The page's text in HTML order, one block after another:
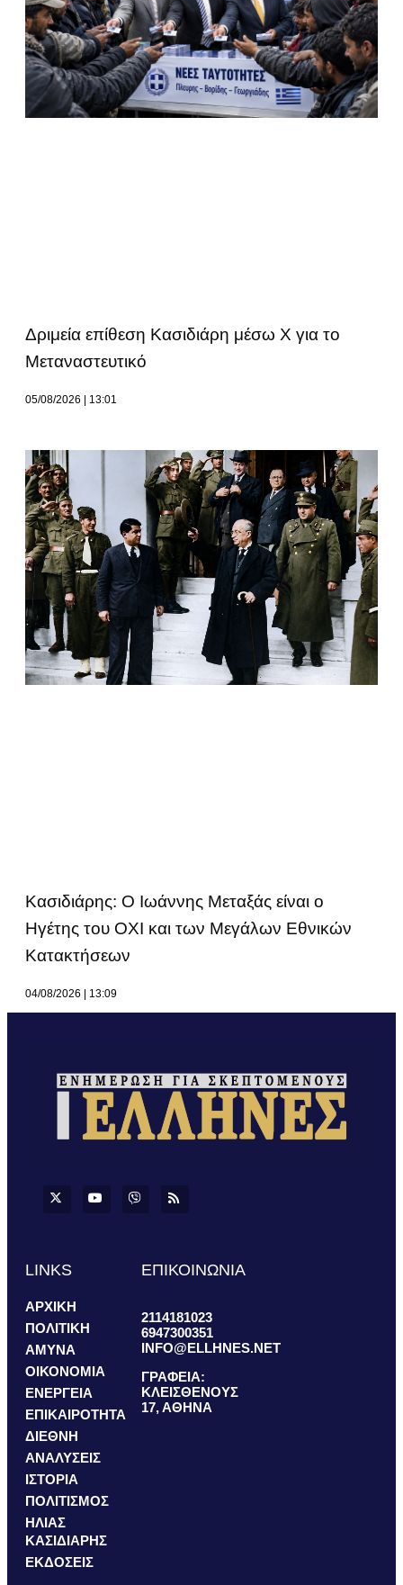
Δριμεία επίθεση Κασιδιάρη μέσω Χ για το
Μεταναστευτικό
05/08/2026 13:01
Κασιδιάρης: Ο Ιωάννης Μεταξάς είναι ο
Ηγέτης του ΟΧΙ και των Μεγάλων Εθνικών
Κατακτήσεων
04/08/2026 13:09
LINKS
ΑΡΧΙΚΗ
ΠΟΛΙΤΙΚΗ
ΑΜΥΝΑ
ΟΙΚΟΝΟΜΙΑ
ΕΝΕΡΓΕΙΑ
ΕΠΙΚΑΙΡΟΤΗΤΑ
ΔΙΕΘΝΗ
ΑΝΑΛΥΣΕΙΣ
ΙΣΤΟΡΙΑ
ΠΟΛΙΤΙΣΜΟΣ
ΗΛΙΑΣ
ΚΑΣΙΔΙΑΡΗΣ
ΕΚΔΟΣΕΙΣ
ΕΠΙΚΟΙΝΩΝΙΑ
2114181023
6947300351
INFO@ELLHNES.NET
ΓΡΑΦΕΙΑ:
ΚΛΕΙΣΘΕΝΟΥΣ
17, ΑΘΗΝΑ